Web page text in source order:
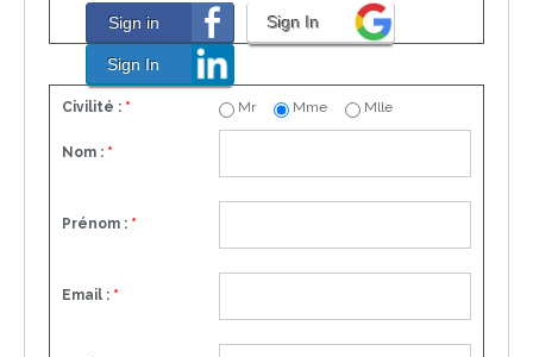
Sign in Sign In
Sign In
Civilité : * Mr Mme Mlle
Nom : *
Prénom : *
Email : *